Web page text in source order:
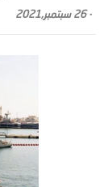
-26 سبتمبر,2021